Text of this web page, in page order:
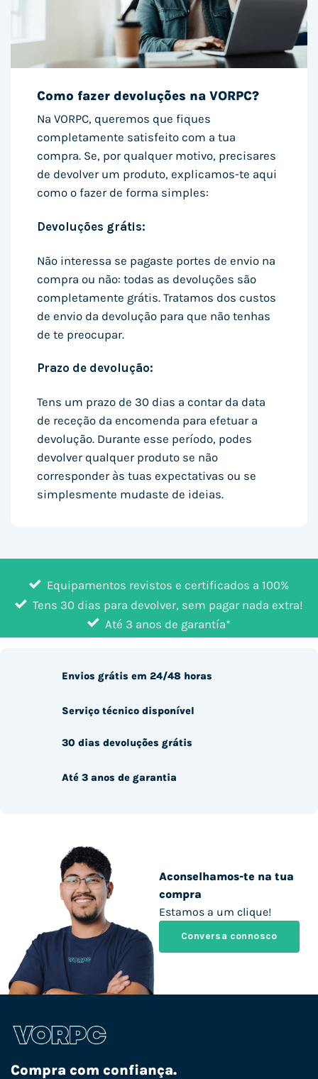
Como fazer devoluções na VORPC?
Na VORPC, queremos que fiques
completamente satisfeito com a tua
compra. Se, por qualquer motivo, precisares
de devolver um produto, explicamos-te aqui
como o fazer de forma simples:
Devoluções grátis:
Não interessa se pagaste portes de envio na
compra ou não: todas as devoluções são
completamente grátis. Tratamos dos custos
de envio da devolução para que não tenhas
de te preocupar.
Prazo de devolução:
Tens um prazo de 30 dias a contar da data
de receção da encomenda para efetuar a
devolução. Durante esse período, podes
devolver qualquer produto se não
corresponder às tuas expectativas ou se
simplesmente mudaste de ideias.
Equipamentos revistos e certificados a 100%
Tens 30 dias para devolver, sem pagar nada extra!
Até 3 anos de garantía*
Aconselhamos-te na tua
compra
Estamos a um clique!
Conversa connosco
Envios grátis em 24/48 horas
Serviço técnico disponível
30 dias devoluções grátis
Até 3 anos de garantia
Compra com confiança.